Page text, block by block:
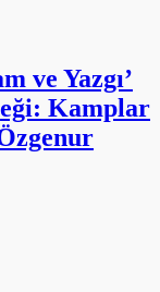
ve Yazgı’
Kamplar